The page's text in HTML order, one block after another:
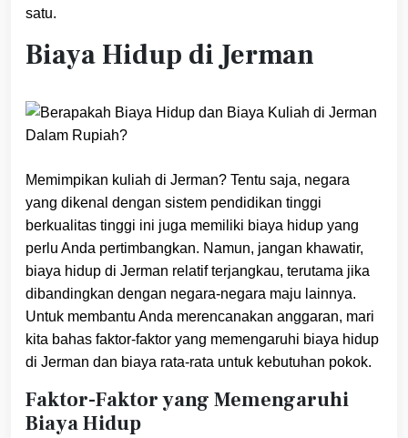
satu.
Biaya Hidup di Jerman
Memimpikan kuliah di Jerman? Tentu saja, negara
yang dikenal dengan sistem pendidikan tinggi
berkualitas tinggi ini juga memiliki biaya hidup yang
perlu Anda pertimbangkan. Namun, jangan khawatir,
biaya hidup di Jerman relatif terjangkau, terutama jika
dibandingkan dengan negara-negara maju lainnya.
Untuk membantu Anda merencanakan anggaran, mari
kita bahas faktor-faktor yang memengaruhi biaya hidup
di Jerman dan biaya rata-rata untuk kebutuhan pokok.
Faktor-Faktor yang Memengaruhi
Biaya Hidup